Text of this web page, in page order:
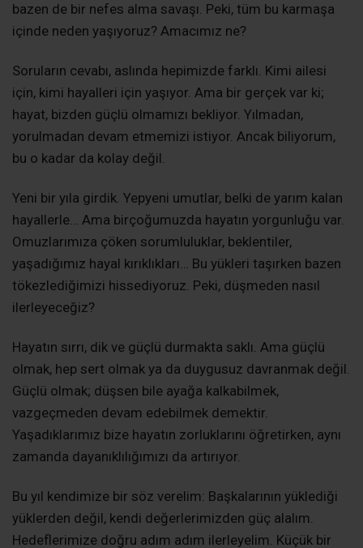
bazen de bir nefes alma savaşı. Peki, tüm bu karmaşa
içinde neden yaşıyoruz? Amacımız ne?
Soruların cevabı, aslında hepimizde farklı. Kimi ailesi
için, kimi hayalleri için yaşıyor. Ama bir gerçek var ki;
hayat, bizden güçlü olmamızı bekliyor. Yılmadan,
yorulmadan devam etmemizi istiyor. Ancak biliyorum,
bu o kadar da kolay değil.
Yeni bir yıla girdik. Yepyeni umutlar, belki de yarım kalan
hayallerle… Ama birçoğumuzda hayatın yorgunluğu var.
Omuzlarımıza çöken sorumluluklar, beklentiler,
yaşadığımız hayal kırıklıkları… Bu yükleri taşırken bazen
tökezlediğimizi hissediyoruz. Peki, düşmeden nasıl
ilerleyeceğiz?
Hayatın sırrı, dik ve güçlü durmakta saklı. Ama güçlü
olmak, hep sert olmak ya da duygusuz davranmak değil.
Güçlü olmak; düşsen bile ayağa kalkabilmek,
vazgeçmeden devam edebilmek demektir.
Yaşadıklarımız bize hayatın zorluklarını öğretirken, aynı
zamanda dayanıklılığımızı da artırıyor.
Bu yıl kendimize bir söz verelim: Başkalarının yüklediği
yüklerden değil, kendi değerlerimizden güç alalım.
Hedeflerimize doğru adım adım ilerleyelim. Küçük bir